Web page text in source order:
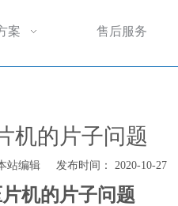
案 售后服务
机的片子问题
站编辑 发布时间： 2020-10-27
机的片子问题